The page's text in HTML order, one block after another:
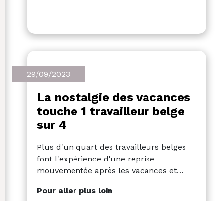
29/09/2023
La nostalgie des vacances
touche 1 travailleur belge
sur 4
Plus d'un quart des travailleurs belges
font l'expérience d'une reprise
mouvementée après les vacances et
seulement quelques jours. De plus, les
Pour aller plus loin